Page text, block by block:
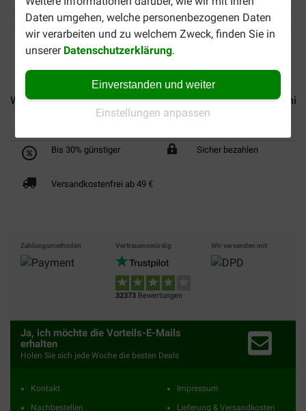
Daten umgehen, welche personenbezogenen Daten
wir verarbeiten und zu welchem Zweck, finden Sie in
unserer Datenschutzerklärung.
Einverstanden und weiter
Einstellungen anpassen
Whiskas 1+ Fisch Selection... Whiskas 7+ Classic...
Bis 30% günstiger Sicher bezahlen
Versandkostenfrei ab 49 €
Zahlungsmethoden Vertrauenswürdig
32373 Bewertungen
Wir versenden mit
Ja, ich möchte die Vorteils-E-Mails
erhalten
Holen Sie sich jede Woche die besten Deals
Kontakt
Nachbestellen
Impressum
Lieferung & Versandkosten